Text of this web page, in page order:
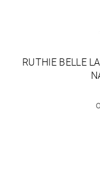
RUTHIE BELLE